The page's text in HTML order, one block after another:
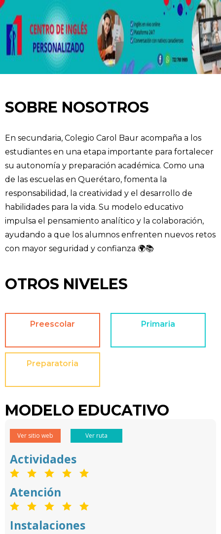
SOBRE NOSOTROS
En secundaria, Colegio Carol Baur acompaña a los
estudiantes en una etapa importante para fortalecer
su autonomía y preparación académica. Como una
de las escuelas en Querétaro, fomenta la
responsabilidad, la creatividad y el desarrollo de
habilidades para la vida. Su modelo educativo
impulsa el pensamiento analítico y la colaboración,
ayudando a que los alumnos enfrenten nuevos retos
con mayor seguridad y confianza 🌍📚
OTROS NIVELES
Preescolar Primaria
Preparatoria
MODELO EDUCATIVO
Ver sitio web Ver ruta
Actividades
Atención
Instalaciones